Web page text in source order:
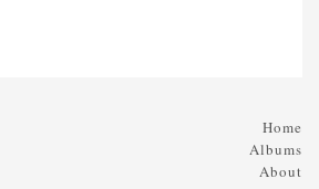
Home
Albums
About